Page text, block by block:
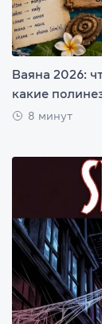
Ваяна 2026:
какие
8 минут